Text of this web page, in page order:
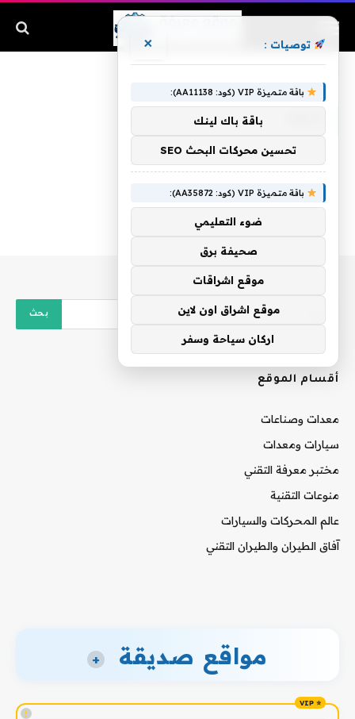
أقسام الموقع
معدات وصناعات
سيارات ومعدات
مختبر معرفة التقني
منوعات التقنية
عالم المحركات والسيارات
آفاق الطيران والطيران التقني
مواقع صديقة +
!
توصيات : ×
باقة متميزة VIP (كود: AA11138):
باقة باك لينك
تحسين محركات البحث SEO
باقة متميزة VIP (كود: AA35872):
ضوء التعليمي
صحيفة برق
موقع اشراقات
موقع اشراق اون لاين
اركان سياحة وسفر